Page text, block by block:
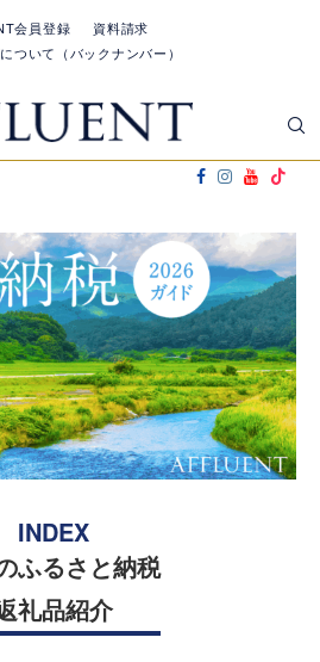
会員登録
資料請求
ついて（バックナンバー）
INDEX
ふるさと納税
礼品紹介